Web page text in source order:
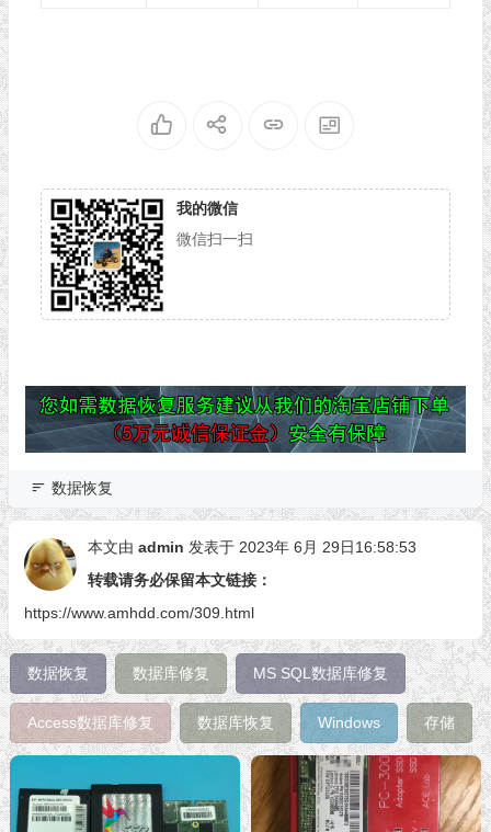
我的微信
微信扫一扫
数据恢复
本文由 admin 发表于 2023年 6月 29日16:58:53
转载请务必保留本文链接：
https://www.amhdd.com/309.html
数据恢复 数据库修复 MS SQL数据库修复
Access数据库修复 数据库恢复 Windows 存储